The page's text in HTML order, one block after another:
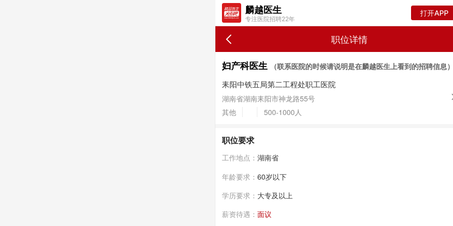
麟越医生
专注医院招聘22年
打开APP
职位详情
妇产科医生 （联系医院的时候请说明是在麟越医生上看到的招聘信息
耒阳中铁五局第二工程处职工医院
湖南省湖南耒阳市神龙路55号
其他
500-1000人
职位要求
工作地点： 湖南省
年龄要求： 60岁以下
学历要求： 大专及以上
薪资待遇： 面议